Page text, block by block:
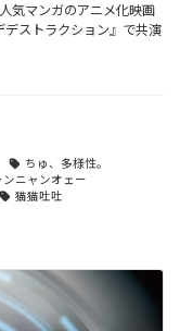
気マンガのアニメ化映画
デストラクション』で共演
ちゅ、多様性。
ンニャンオェー
猫猫吐吐